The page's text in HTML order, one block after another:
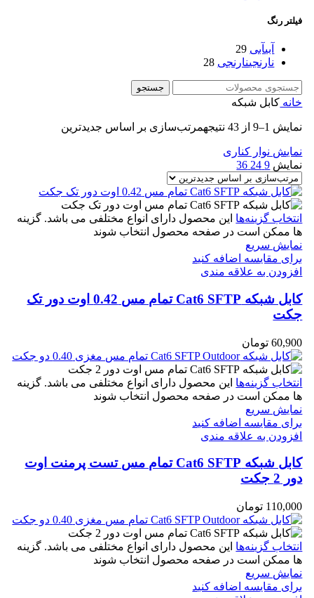
فیلتر رنگ
آبیآبی 29
نارنجینارنجی 28
جستجو
خانه کابل شبکه
نمایش 1–9 از 43 نتیجه مرتب‌سازی بر اساس جدیدترین
نمایش نوار کناری
نمایش 9
24
36
انتخاب گزینه‌ها این محصول دارای انواع مختلفی می باشد. گزینه
ها ممکن است در صفحه محصول انتخاب شوند
نمایش سریع
برای مقایسه اضافه کنید
افزودن به علاقه مندی
کابل شبکه Cat6 SFTP تمام مس 0.42 اوت دور تک
جکت
60,900 تومان
انتخاب گزینه‌ها این محصول دارای انواع مختلفی می باشد. گزینه
ها ممکن است در صفحه محصول انتخاب شوند
نمایش سریع
برای مقایسه اضافه کنید
افزودن به علاقه مندی
کابل شبکه Cat6 SFTP تمام مس تست پرمنت اوت
دور 2 جکت
110,000 تومان
انتخاب گزینه‌ها این محصول دارای انواع مختلفی می باشد. گزینه
ها ممکن است در صفحه محصول انتخاب شوند
نمایش سریع
برای مقایسه اضافه کنید